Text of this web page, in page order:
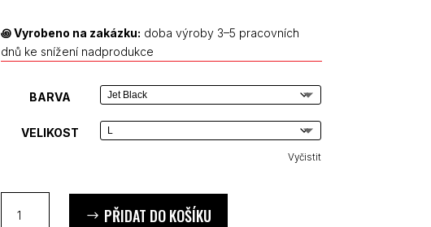
꩜Vyrobeno na zakázku: doba výroby 3–5 pracovních
dnů ke snížení nadprodukce
BARVA
VELIKOST
Vyčistit
PŘIDAT DO KOŠÍKU